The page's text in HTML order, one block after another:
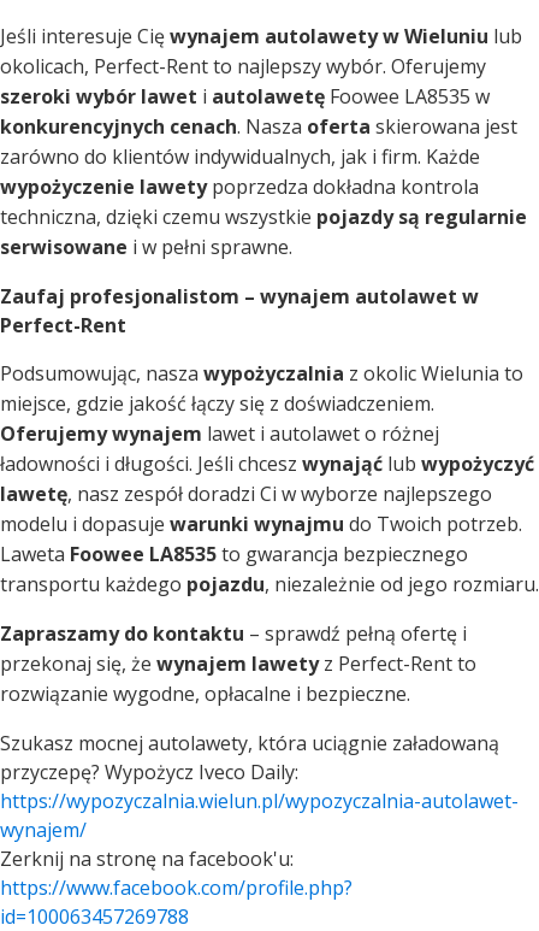
Jeśli interesuje Cięwynajem autolawety w Wieluniu lub
okolicach, Perfect-Rent to najlepszy wybór. Oferujemy
szeroki wybór lawet i autolawetę Foowee LA8535 w
konkurencyjnych cenach. Nasza oferta skierowana jest
zarówno do klientów indywidualnych, jak i firm. Każde
wypożyczenie lawetypoprzedza dokładna kontrola
techniczna, dzięki czemu wszystkie pojazdy są regularnie
serwisowane i w pełni sprawne.
Zaufaj profesjonalistom – wynajem autolawet w
Perfect-Rent
Podsumowując, nasza wypożyczalnia z okolic Wielunia to
miejsce, gdzie jakość łączy się z doświadczeniem.
Oferujemy wynajem lawet i autolawet o różnej
ładowności i długości. Jeśli chcesz wynająć lub wypożyczyć
lawetę, nasz zespół doradzi Ci w wyborze najlepszego
modelu i dopasuje warunki wynajmu do Twoich potrzeb.
Laweta Foowee LA8535to gwarancja bezpiecznego
transportu każdego pojazdu, niezależnie od jego rozmiaru.
Zapraszamy do kontaktu – sprawdź pełną ofertę i
przekonaj się, że wynajem lawetyz Perfect-Rent to
rozwiązanie wygodne, opłacalne i bezpieczne.
Szukasz mocnej autolawety, która uciągnie załadowaną
przyczepę? Wypożycz Iveco Daily:
https://wypozyczalnia.wielun.pl/wypozyczalnia-autolawet-
wynajem/
Zerknij na stronę na facebook'u:
https://www.facebook.com/profile.php?
id=100063457269788